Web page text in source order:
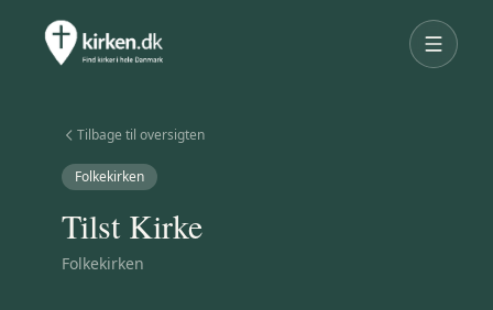
Tilbage til oversigten
Folkekirken
Tilst Kirke
Folkekirken